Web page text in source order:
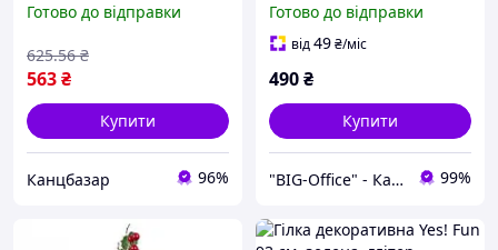
Готово до відправки
563₴
625.56 ₴
Купити
Канцбазар 96%
гранату, 150см
Готово до відправки
від49₴/міс
490₴
Купити
"BIG-Office" - Канцтовари, рюкзаки та товари для творчості! 99%